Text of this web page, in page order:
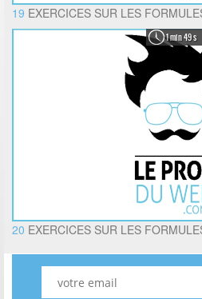
19 EXERCICES SUR LES
1 min 49 s
20 EXERCICES SUR LES